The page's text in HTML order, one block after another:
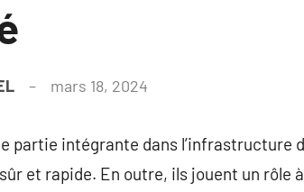
mars 18, 2024
partie intégrante dans l’infrastructure
et rapide. En outre, ils jouent un rôle